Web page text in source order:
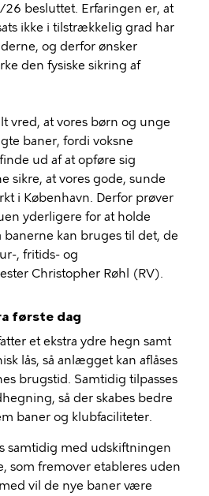
besluttet. Erfaringen er, at
ikke i tilstrækkelig grad har
og derfor ønsker
den fysiske sikring af
vred, at vores børn og unge
baner, fordi voksne
ud af at opføre sig
sikre, at vores gode, sunde
i København. Derfor prøver
yderligere for at holde
kan bruges til det, de
, fritids- og
Christopher Røhl (RV).
første dag
et ekstra ydre hegn samt
lås, så anlægget kan aflåses
brugstid. Samtidig tilpasses
så der skabes bedre
baner og klubfaciliteter.
samtidig med udskiftningen
som fremover etableres uden
vil de nye baner være